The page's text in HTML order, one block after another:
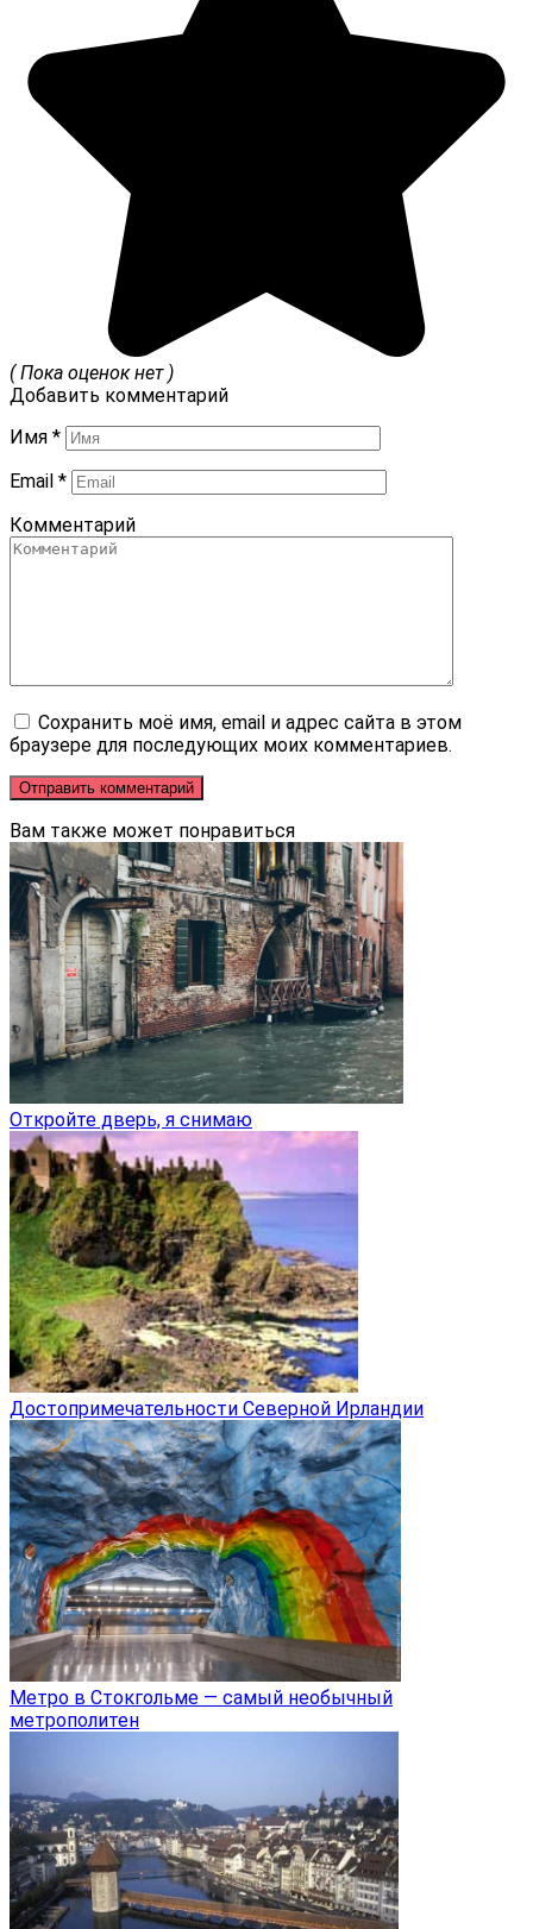
( Пока оценок нет )
Добавить комментарий
Имя *
Email *
Комментарий
Сохранить моё имя, email и адрес сайта в этом
браузере для последующих моих комментариев.
Вам также может понравиться
Откройте дверь, я снимаю
Достопримечательности Северной Ирландии
Метро в Стокгольме — самый необычный
метрополитен